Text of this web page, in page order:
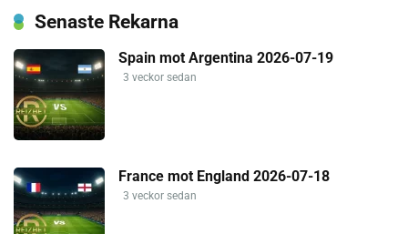
Senaste Rekarna
Spain mot Argentina 2026-07-19
3 veckor sedan
France mot England 2026-07-18
3 veckor sedan